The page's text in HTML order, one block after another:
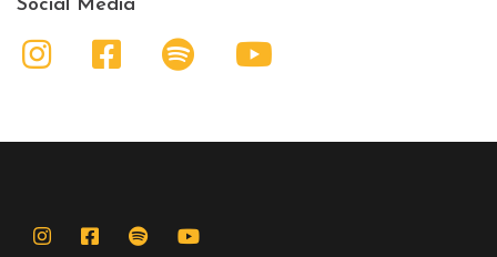
Social Media